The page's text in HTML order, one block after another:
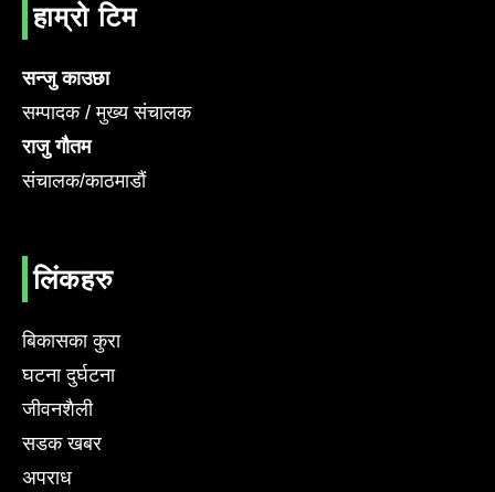
हाम्रो टिम
सन्जु काउछा
सम्पादक / मुख्य संचालक
राजु गौतम
संचालक/काठमाडौं
लिंकहरु
बिकासका कुरा
घटना दुर्घटना
जीवनशैली
सडक खबर
अपराध